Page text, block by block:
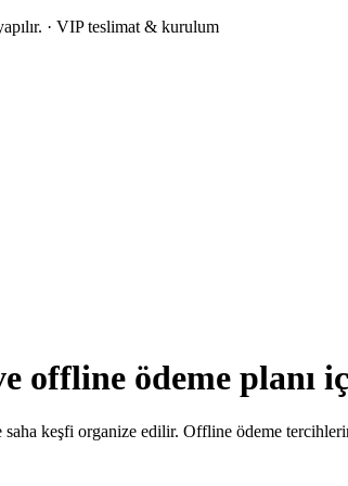
· VIP teslimat & kurulum
offline ödeme planı
saha keşfi organize edilir. Offline ödeme